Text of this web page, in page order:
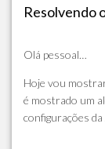
Resolvendo
Olá pessoal…
Hoje vou
é mostrado um
configurações da